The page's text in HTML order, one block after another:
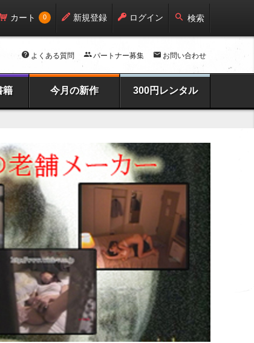
カート 0 新規登録 ログイン 検索
よくある質問 パートナー募集 お問い合わせ
籍 今月の新作 300円レンタル